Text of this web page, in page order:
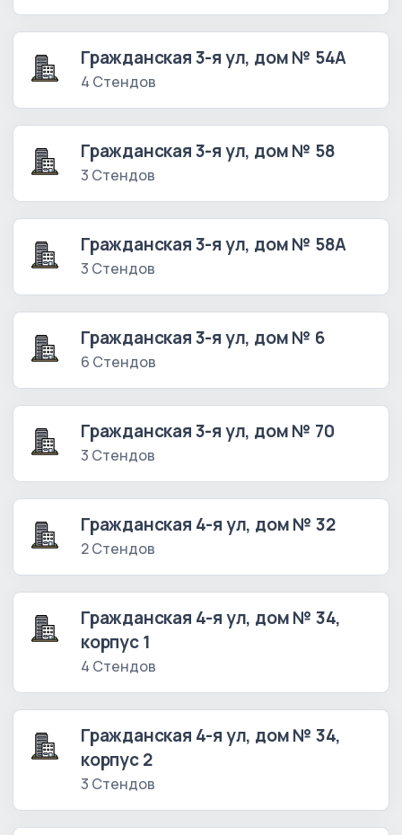
Гражданская 3-я ул, дом № 54А
4 Стендов
Гражданская 3-я ул, дом № 58
3 Стендов
Гражданская 3-я ул, дом № 58А
3 Стендов
Гражданская 3-я ул, дом № 6
6 Стендов
Гражданская 3-я ул, дом № 70
3 Стендов
Гражданская 4-я ул, дом № 32
2 Стендов
Гражданская 4-я ул, дом № 34,
корпус 1
4 Стендов
Гражданская 4-я ул, дом № 34,
корпус 2
3 Стендов